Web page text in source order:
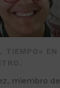
miembro de